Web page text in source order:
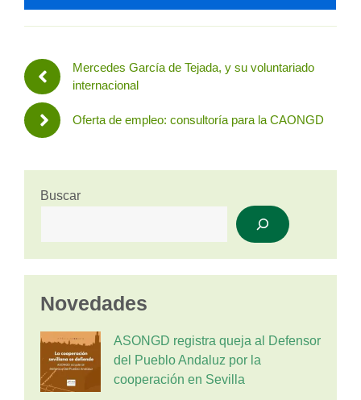
Mercedes García de Tejada, y su voluntariado
internacional
Oferta de empleo: consultoría para la CAONGD
Buscar
Novedades
ASONGD registra queja al Defensor
del Pueblo Andaluz por la
cooperación en Sevilla